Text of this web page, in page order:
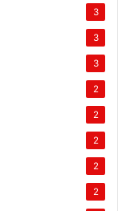
3
3
3
2
2
2
2
2